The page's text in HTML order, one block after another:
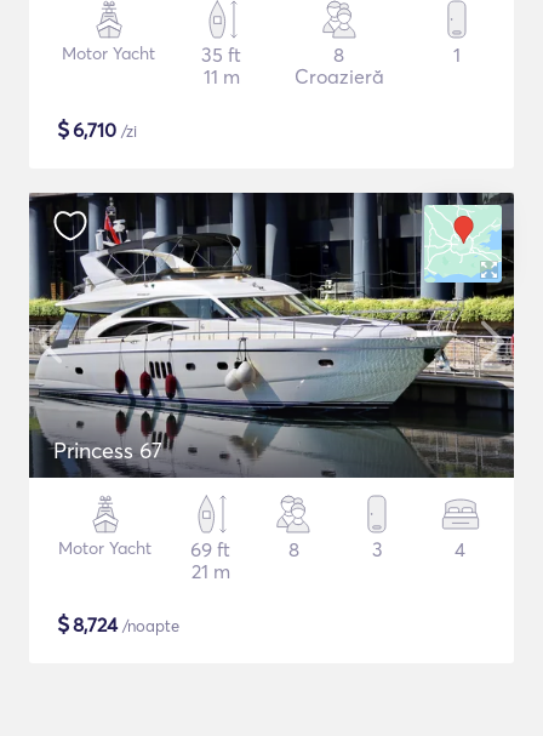
Motor Yacht
35 ft
11 m
8
Croazieră
1
$6,710 /zi
Princess 67
Motor Yacht
69 ft
21 m
8 3 4
$8,724/noapte